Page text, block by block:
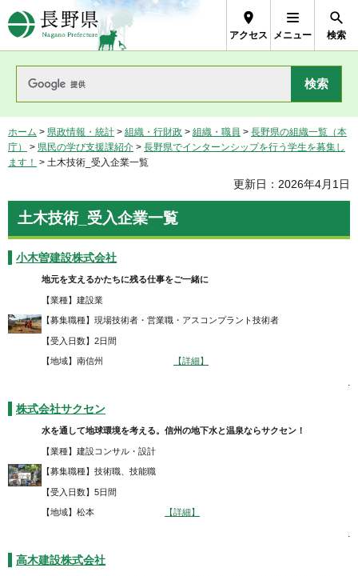
長野県Nagano Prefecture
アクセス メニュー 検索
ホーム > 県政情報・統計 > 組織・行財政 > 組織・職員 > 長野県の組織一覧（本
庁）
> 県民の学び支援課紹介 > 長野県でインターンシップを行う学生を募集し
ます！ > 土木技術_受入企業一覧
更新日：2026年4月1日
土木技術_受入企業一覧
小木曽建設株式会社
地元を支えるかたちに残る仕事をご一緒に
【業種】建設業
【募集職種】現場技術者・営業職・アスコンプラント技術者
【受入日数】2日間
【地域】南信州 【詳細】
.
株式会社サクセン
水を通して地球環境を考える。信州の地下水と温泉ならサクセン！
【業種】建設コンサル・設計
【募集職種】技術職、技能職
【受入日数】5日間
【地域】松本 【詳細】
.
高木建設株式会社